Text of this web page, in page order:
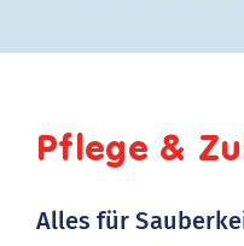
Pflege &
Alles für